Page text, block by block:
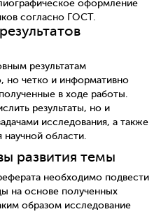
оформление
согласно ГОСТ.
результатам
но четко и информативно
в ходе работы.
результаты, но и
исследования, а также
области.
развития темы
необходимо подвести
на основе полученных
образом исследование